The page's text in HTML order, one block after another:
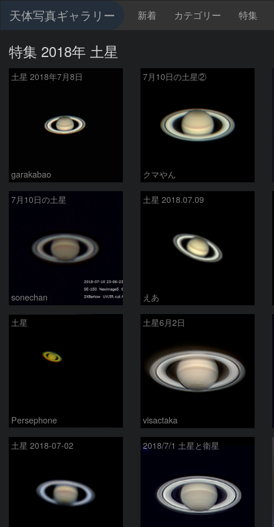
天体写真ギャラリー 新着 カテゴリー 特集
特集 2018年 土星
土星 2018年7月8日
garakabao
7月10日の土星②
クマやん
7月10日の土星
sonechan
土星 2018.07.09
えあ
土星
Persephone
土星6月2日
visactaka
土星 2018-07-02 2018/7/1 土星と衛星